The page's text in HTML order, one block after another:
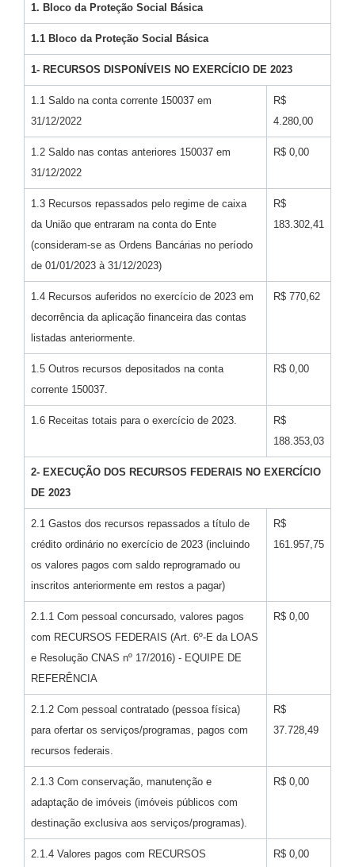
1. Bloco da Proteção Social Básica
1.1 Bloco da Proteção Social Básica
1- RECURSOS DISPONÍVEIS NO EXERCÍCIO DE 2023
1.1 Saldo na conta corrente 150037 em
31/12/2022
R$
4.280,00
1.2 Saldo nas contas anteriores 150037 em
31/12/2022
R$ 0,00
1.3 Recursos repassados pelo regime de caixa
da União que entraram na conta do Ente
(consideram-se as Ordens Bancárias no período
de 01/01/2023 à 31/12/2023)
R$
183.302,41
1.4 Recursos auferidos no exercício de 2023 em
decorrência da aplicação financeira das contas
listadas anteriormente.
R$ 770,62
1.5 Outros recursos depositados na conta
corrente 150037.
R$ 0,00
1.6 Receitas totais para o exercício de 2023.
R$
188.353,03
2- EXECUÇÃO DOS RECURSOS FEDERAIS NO EXERCÍCIO
DE 2023
2.1 Gastos dos recursos repassados a título de
crédito ordinário no exercício de 2023 (incluindo
os valores pagos com saldo reprogramado ou
inscritos anteriormente em restos a pagar)
R$
161.957,75
2.1.1 Com pessoal concursado, valores pagos
com RECURSOS FEDERAIS (Art. 6º-E da LOAS
e Resolução CNAS nº 17/2016) - EQUIPE DE
REFERÊNCIA
R$ 0,00
2.1.2 Com pessoal contratado (pessoa física)
para ofertar os serviços/programas, pagos com
recursos federais.
R$
37.728,49
2.1.3 Com conservação, manutenção e
adaptação de imóveis (imóveis públicos com
destinação exclusiva aos serviços/programas).
R$ 0,00
2.1.4 Valores pagos com RECURSOS R$ 0,00